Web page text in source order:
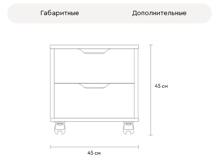
Габаритные Дополнительные